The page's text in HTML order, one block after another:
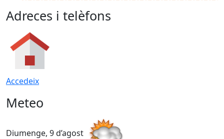
Adreces i telèfons
Accedeix
Meteo
Diumenge, 9 d’agost